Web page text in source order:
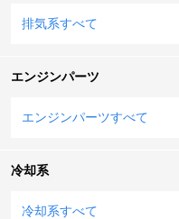
排気系すべて
エンジンパーツ
エンジンパーツすべて
冷却系
冷却系すべて